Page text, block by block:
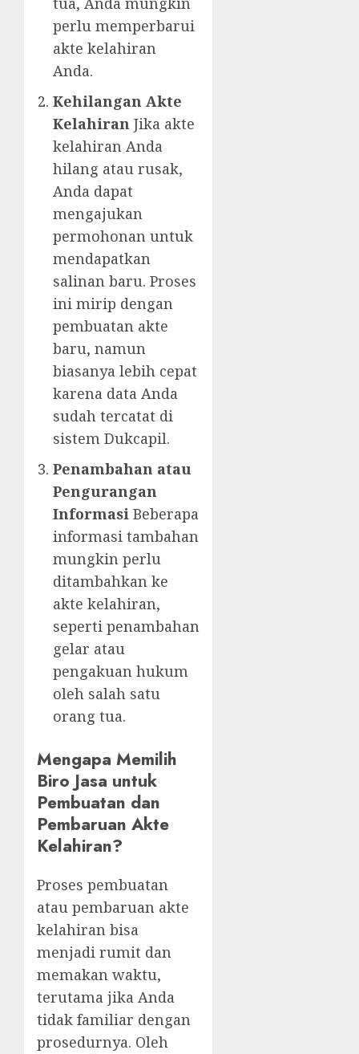
perlu memperbarui
akte kelahiran
Anda.
Kehilangan Akte
Kelahiran Jika akte
kelahiran Anda
hilang atau rusak,
Anda dapat
mengajukan
permohonan untuk
mendapatkan
salinan baru. Proses
ini mirip dengan
pembuatan akte
baru, namun
biasanya lebih cepat
karena data Anda
sudah tercatat di
sistem Dukcapil.
Penambahan atau
Pengurangan
Informasi Beberapa
informasi tambahan
mungkin perlu
ditambahkan ke
akte kelahiran,
seperti penambahan
gelar atau
pengakuan hukum
oleh salah satu
orang tua.
Mengapa Memilih
Biro Jasa untuk
Pembuatan dan
Pembaruan Akte
Kelahiran?
Proses pembuatan
atau pembaruan akte
kelahiran bisa
menjadi rumit dan
memakan waktu,
terutama jika Anda
tidak familiar dengan
prosedurnya. Oleh